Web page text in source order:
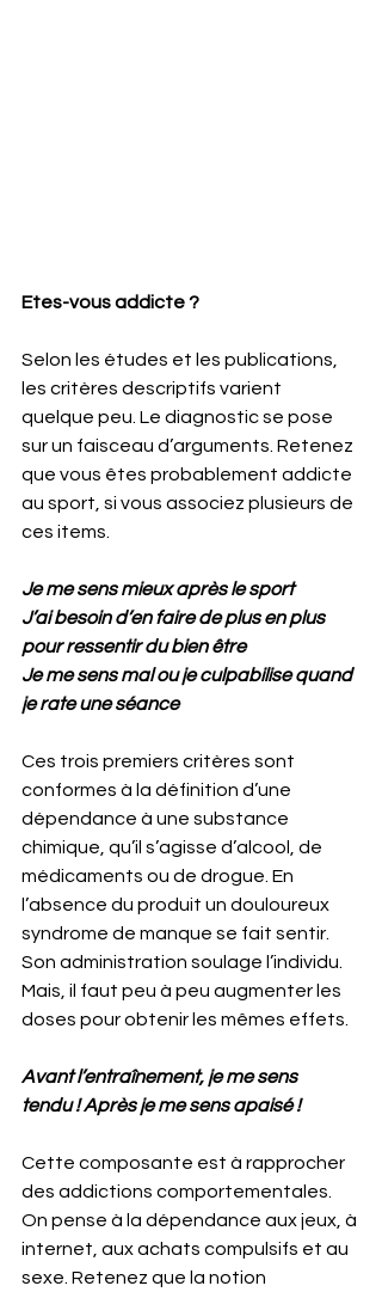
Etes-vous addicte ?
Selon les études et les publications,
les critères descriptifs varient
quelque peu. Le diagnostic se pose
sur un faisceau d’arguments. Retenez
que vous êtes probablement addicte
au sport, si vous associez plusieurs de
ces items.
Je me sens mieux après le sport
J’ai besoin d’en faire de plus en plus
pour ressentir du bien être
Je me sens mal ou je culpabilise quand
je rate une séance
Ces trois premiers critères sont
conformes à la définition d’une
dépendance à une substance
chimique, qu’il s’agisse d’alcool, de
médicaments ou de drogue. En
l’absence du produit un douloureux
syndrome de manque se fait sentir.
Son administration soulage l’individu.
Mais, il faut peu à peu augmenter les
doses pour obtenir les mêmes effets.
Avant l’entraînement, je me sens
tendu ! Après je me sens apaisé !
Cette composante est à rapprocher
des addictions comportementales.
On pense à la dépendance aux jeux, à
internet, aux achats compulsifs et au
sexe. Retenez que la notion